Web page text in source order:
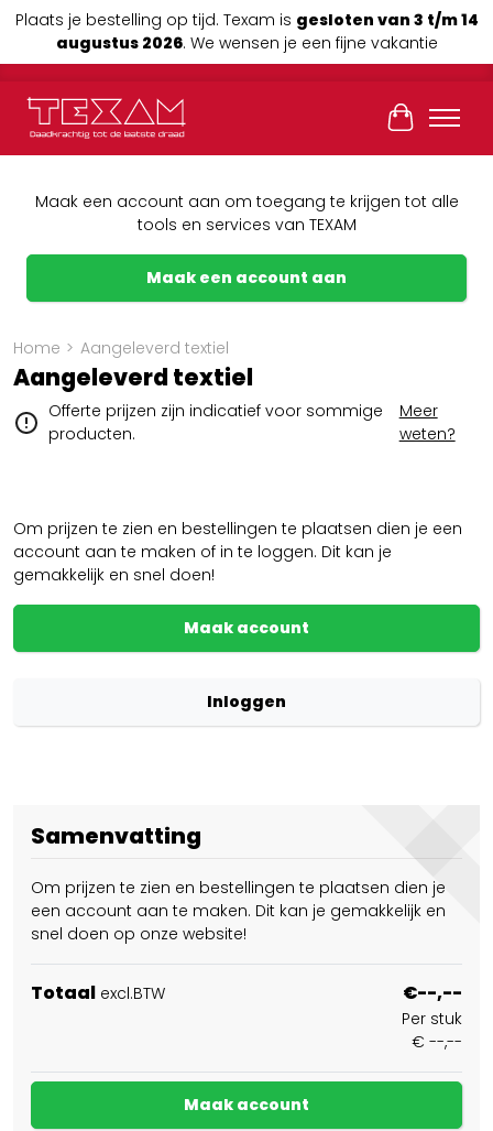
Plaats je bestelling op tijd. Texam is gesloten van 3 t/m 14
augustus 2026. We wensen je een fijne vakantie
Maak een account aan om toegang te krijgen tot alle
tools en services van TEXAM
Maak een account aan
Home > Aangeleverd textiel
Aangeleverd textiel
Offerte prijzen zijn indicatief voor sommige
producten.
Meer
weten?
Om prijzen te zien en bestellingen te plaatsen dien je een
account aan te maken of in te loggen. Dit kan je
gemakkelijk en snel doen!
Maak account
Inloggen
Samenvatting
Om prijzen te zien en bestellingen te plaatsen dien je
een account aan te maken. Dit kan je gemakkelijk en
snel doen op onze website!
Totaal excl.BTW €--,--
Per stuk
€ --,--
Maak account